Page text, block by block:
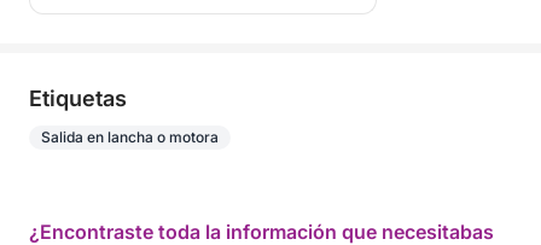
Etiquetas
Salida en lancha o motora
¿Encontraste toda la información que necesitabas